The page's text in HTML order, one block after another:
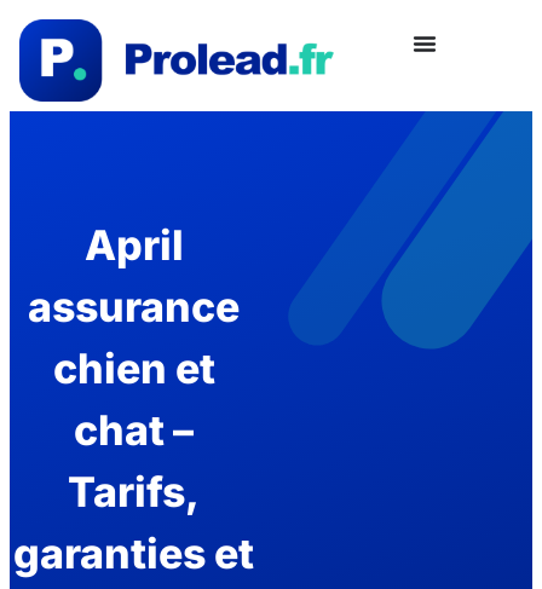
April
assurance
chien et
chat –
Tarifs,
garanties et